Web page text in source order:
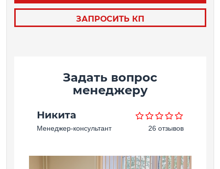
ЗАПРОСИТЬ КП
Задать вопрос
менеджеру
Никита
Менеджер-консультант 26 отзывов